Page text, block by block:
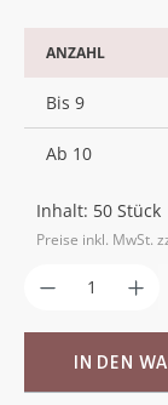
ANZAHL
Bis 9
Ab 10
Inhalt: 50 Stück
Preise inkl. MwSt.
Produkt
IN DEN